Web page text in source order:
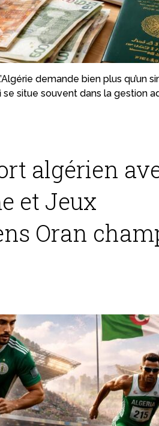
demande bien plus qu’un
se situe souvent dans la gestion
algérien
et Jeux
Oran